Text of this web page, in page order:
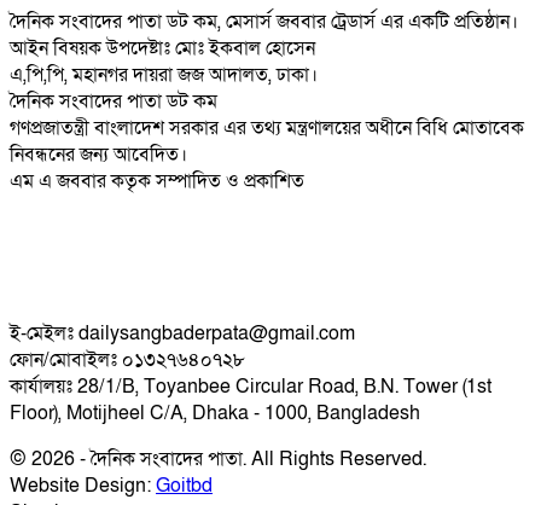
দৈনিক সংবাদের পাতা ডট কম, মেসার্স জববার ট্রেডার্স এর একটি প্রতিষ্ঠান।
আইন বিষয়ক উপদেষ্টাঃ মোঃ ইকবাল হোসেন
এ,পি,পি, মহানগর দায়রা জজ আদালত, ঢাকা।
দৈনিক সংবাদের পাতা ডট কম
গণপ্রজাতন্ত্রী বাংলাদেশ সরকার এর তথ্য মন্ত্রণালয়ের অধীনে বিধি মোতাবেক
নিবন্ধনের জন্য আবেদিত।
এম এ জববার কতৃক সম্পাদিত ও প্রকাশিত
ই-মেইলঃ dailysangbaderpata@gmail.com
ফোন/মোবাইলঃ ০১৩২৭৬৪০৭২৮
কার্যালয়ঃ 28/1/B, Toyanbee Circular Road, B.N. Tower (1st
Floor), Motijheel C/A, Dhaka - 1000, Bangladesh
© 2026 - দৈনিক সংবাদের পাতা. All Rights Reserved.
Website Design:Goitbd